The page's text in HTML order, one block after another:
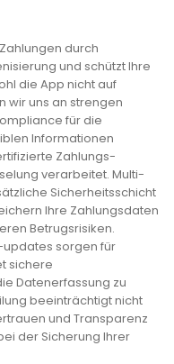
durch
und schützt Ihre
die App nicht auf
wir uns an strengen
für die
Informationen
Zahlungs-
verarbeitet. Multi-
Sicherheitsschicht
Ihre Zahlungsdaten
Betrugsrisiken.
sorgen für
sichere
Datenerfassung zu
beeinträchtigt nicht
und Transparenz
der Sicherung Ihrer